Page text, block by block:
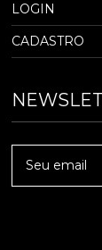
LOGIN
CADASTRO